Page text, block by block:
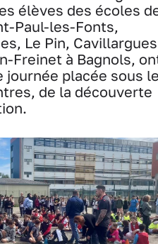
élèves des écoles
Paul-les-Fonts,
Le Pin,
Freinet à Bagnols,
journée placée sous
de la découverte